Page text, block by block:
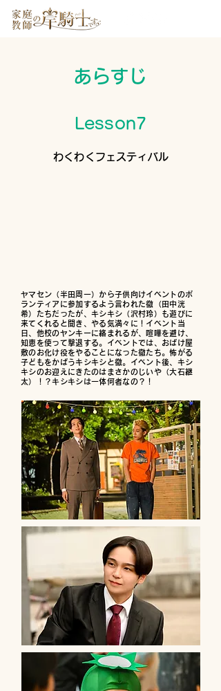
あらすじ
Lesson7
わくわくフェスティバル
ヤマセン（半田周一）から子供向けイベントのボ
ランティアに参加するよう言われた徹（田中洸
希）たちだったが、キシキシ（沢村玲）も遊びに
来てくれると聞き、やる気満々に！イベント当
日、他校のヤンキーに絡まれるが、喧嘩を避け、
知恵を使って撃退する。イベントでは、おばけ屋
敷のお化け役をやることになった徹たち。怖がる
子どもをかばうキシキシと徹。イベント後、キシ
キシのお迎えにきたのはまさかのじいや（大石継
太）！？キシキシは一体何者なの？！